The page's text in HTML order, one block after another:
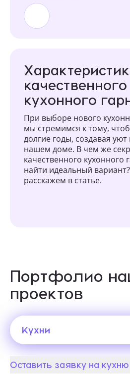
качественного
кухонного
При выборе нового
мы стремимся к тому,
долгие годы, создавая
нашем доме. В чем же
качественного кухонного
найти идеальный
расскажем в статье.
Портфолио
проектов
Кухни
Кухни
Оставить заявку на кухню